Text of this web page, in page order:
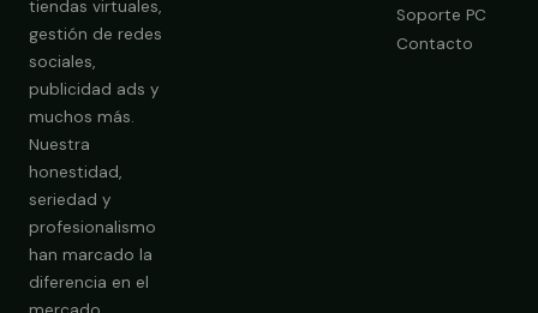
tiendas virtuales,
gestión de redes
sociales,
publicidad ads y
muchos más.
Nuestra
honestidad,
seriedad y
profesionalismo
han marcado la
diferencia en el
Soporte PC
Contacto